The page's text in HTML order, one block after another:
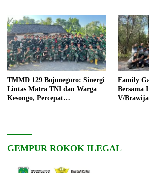
TMMD 129 Bojonegoro: Sinergi
Lintas Matra TNI dan Warga
Kesongo, Percepat
Family
Bersama
V/
GEMPUR ROKOK ILEGAL